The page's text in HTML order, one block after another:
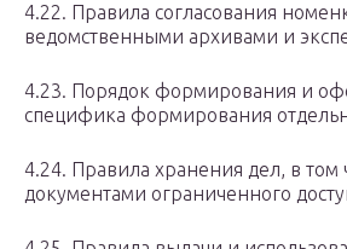
4.22. Правила согласования
ведомственными архивами и
4.23. Порядок формирования и
специфика формирования
4.24. Правила хранения дел, в том
документами ограниченного